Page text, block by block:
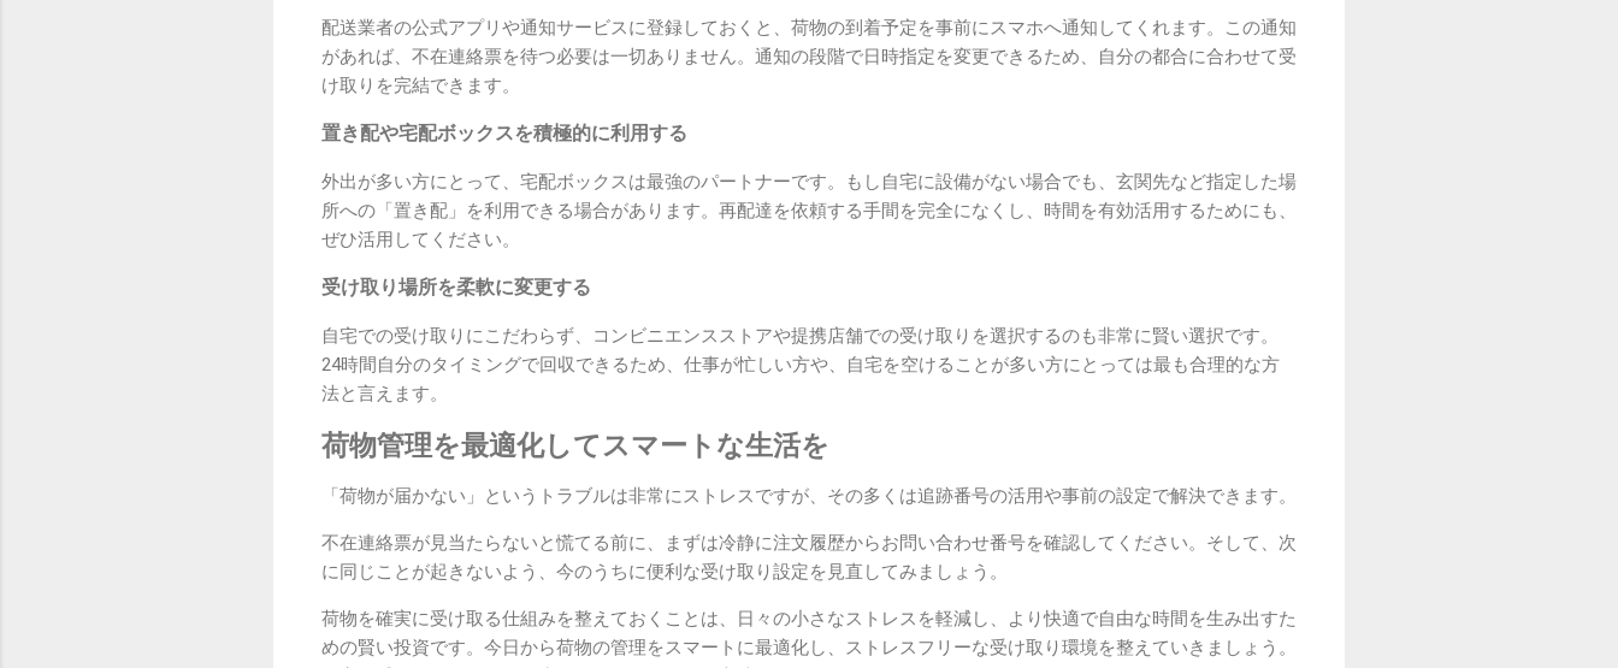
配送業者の公式アプリや通知サービスに登録しておくと、荷物の到着予定を事前にスマホへ通知してくれます。この通知
があれば、不在連絡票を待つ必要は一切ありません。通知の段階で日時指定を変更できるため、自分の都合に合わせて受
け取りを完結できます。
置き配や宅配ボックスを積極的に利用する
外出が多い方にとって、宅配ボックスは最強のパートナーです。もし自宅に設備がない場合でも、玄関先など指定した場
所への「置き配」を利用できる場合があります。再配達を依頼する手間を完全になくし、時間を有効活用するためにも、
ぜひ活用してください。
受け取り場所を柔軟に変更する
自宅での受け取りにこだわらず、コンビニエンスストアや提携店舗での受け取りを選択するのも非常に賢い選択です。
24時間自分のタイミングで回収できるため、仕事が忙しい方や、自宅を空けることが多い方にとっては最も合理的な方
法と言えます。
荷物管理を最適化してスマートな生活を
「荷物が届かない」というトラブルは非常にストレスですが、その多くは追跡番号の活用や事前の設定で解決できます。
不在連絡票が見当たらないと慌てる前に、まずは冷静に注文履歴からお問い合わせ番号を確認してください。そして、次
に同じことが起きないよう、今のうちに便利な受け取り設定を見直してみましょう。
荷物を確実に受け取る仕組みを整えておくことは、日々の小さなストレスを軽減し、より快適で自由な時間を生み出すた
めの賢い投資です。今日から荷物の管理をスマートに最適化し、ストレスフリーな受け取り環境を整えていきましょう。